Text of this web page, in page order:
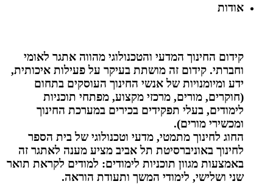
אודות
קידום החינוך המדעי והטכנולוגי מהווה אתגר לאומי
וחברתי. קידום זה מושתת בעיקר על פעילות איכותית,
ידע ומיומנויות של אנשי החינוך העוסקים בתחום
(חוקרים, מורים, מרכזי מקצוע, מפתחי תוכניות
לימודים, בעלי תפקידים בכירים במערכת החינוך
ומכשירי מורים).
החוג לחינוך מתמטי, מדעי וטכנולוגי של בית הספר
לחינוך באוניברסיטת תל אביב מציע מענה לאתגר זה
באמצעות מגוון תוכניות לימודים: למודים לקראת תואר
שני ושלישי, לימודי המשך ותעודת הוראה.